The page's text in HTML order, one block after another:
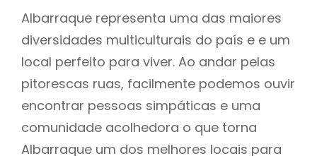
Albarraque representa uma das maiores
diversidades multiculturais do país e e um
local perfeito para viver. Ao andar pelas
pitorescas ruas, facilmente podemos ouvir
encontrar pessoas simpáticas e uma
comunidade acolhedora o que torna
Albarraque um dos melhores locais para